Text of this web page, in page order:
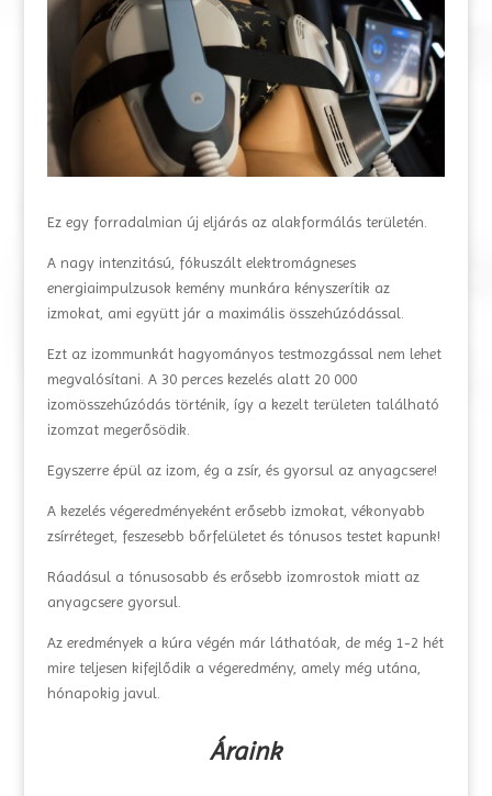
Ez egy forradalmian új eljárás az alakformálás területén.
A nagy intenzitású, fókuszált elektromágneses
energiaimpulzusok kemény munkára kényszerítik az
izmokat, ami együtt jár a maximális összehúzódással.
Ezt az izommunkát hagyományos testmozgással nem lehet
megvalósítani. A 30 perces kezelés alatt 20 000
izomösszehúzódás történik, így a kezelt területen található
izomzat megerősödik.
Egyszerre épül az izom, ég a zsír, és gyorsul az anyagcsere!
A kezelés végeredményeként erősebb izmokat, vékonyabb
zsírréteget, feszesebb bőrfelületet és tónusos testet kapunk!
Ráadásul a tónusosabb és erősebb izomrostok miatt az
anyagcsere gyorsul.
Az eredmények a kúra végén már láthatóak, de még 1-2 hét
mire teljesen kifejlődik a végeredmény, amely még utána,
hónapokig javul.
Áraink